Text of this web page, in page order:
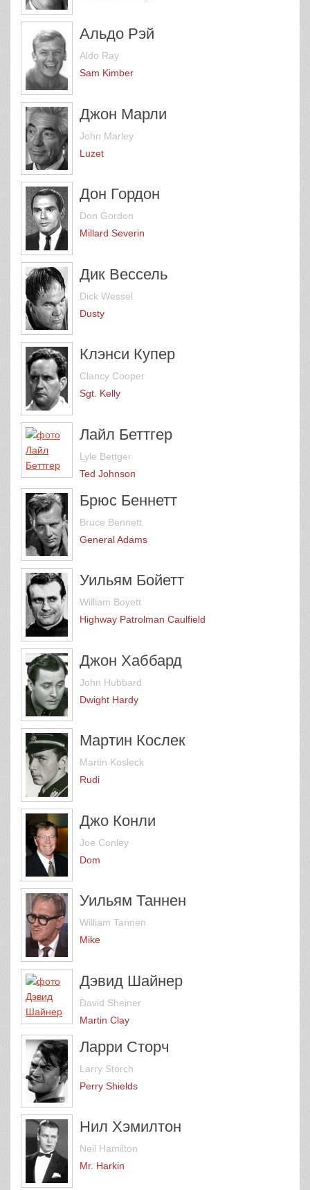
Альдо Рэй
Aldo Ray
Sam Kimber
Джон Марли
John Marley
Luzet
Дон Гордон
Don Gordon
Millard Severin
Дик Вессель
Dick Wessel
Dusty
Клэнси Купер
Clancy Cooper
Sgt. Kelly
Лайл Беттгер
Lyle Bettger
Ted Johnson
Брюс Беннетт
Bruce Bennett
General Adams
Уильям Бойетт
William Boyett
Highway Patrolman Caulfield
Джон Хаббард
John Hubbard
Dwight Hardy
Мартин Кослек
Martin Kosleck
Rudi
Джо Конли
Joe Conley
Dom
Уильям Таннен
William Tannen
Mike
Дэвид Шайнер
David Sheiner
Martin Clay
Ларри Сторч
Larry Storch
Perry Shields
Нил Хэмилтон
Neil Hamilton
Mr. Harkin